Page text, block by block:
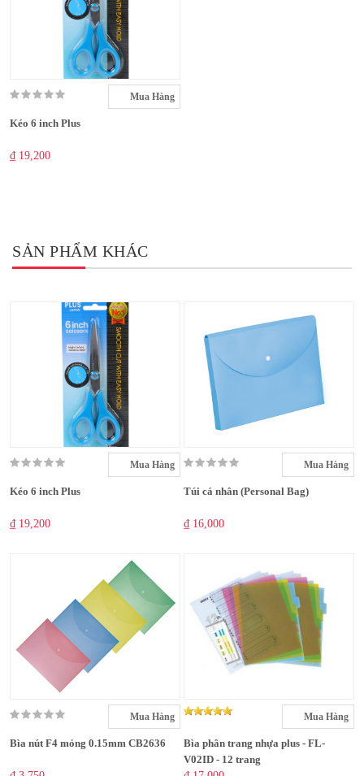
Mua Hàng
Kéo 6 inch Plus
₫ 19,200
SẢN PHẨM KHÁC
Mua Hàng
Kéo 6 inch Plus
₫ 19,200
Mua Hàng
Túi cá nhân (Personal Bag)
₫ 16,000
Mua Hàng
Bìa nút F4 mỏng 0.15mm CB2636
Mua Hàng
Bìa phân trang nhựa plus - FL-
V02ID - 12 trang